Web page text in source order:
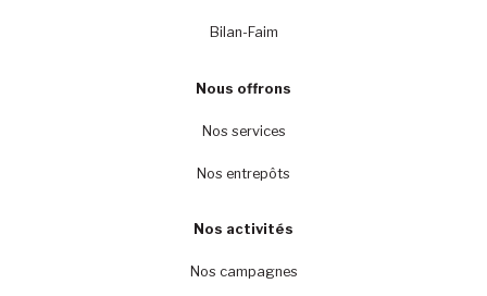
Bilan-Faim
Nous offrons
Nos services
Nos entrepôts
Nos activités
Nos campagnes